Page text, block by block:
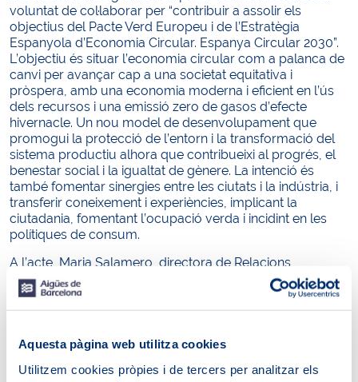
Aquesta pàgina web utilitza cookies
Utilitzem cookies pròpies i de tercers per analitzar els
voluntat de col·laborar per “contribuir a assolir els
objectius del Pacte Verd Europeu i de l’Estratègia
Espanyola d’Economia Circular. Espanya Circular 2030”.
L’objectiu és situar l’economia circular com a palanca de
canvi per avançar cap a una societat equitativa i
pròspera, amb una economia moderna i eficient en l’ús
dels recursos i una emissió zero de gasos d’efecte
hivernacle. Un nou model de desenvolupament que
promogui la protecció de l’entorn i la transformació del
sistema productiu alhora que contribueixi al progrés, el
benestar social i la igualtat de gènere. La intenció és
també fomentar sinergies entre les ciutats i la indústria, i
transferir coneixement i experiències, implicant la
ciutadania, fomentant l’ocupació verda i incidint en les
polítiques de consum.
A l’acte, Maria Salamero, directora de Relacions
Institucionals, Acció Social i Sostenibilitat d’Aigües de
Barcelona, va destacar la importància de les aliances
amb entitats i ajuntaments com el de Gavà: “Estem molt
iniciativa. Portem des del 2017 treballant amb ells en
amb iniciatives com aquesta “volem avançar, des de la